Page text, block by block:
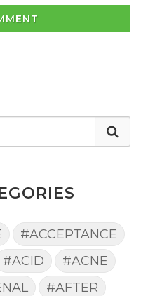
#ACCEPTANCE
#ACID
#ACNE
#AFTER